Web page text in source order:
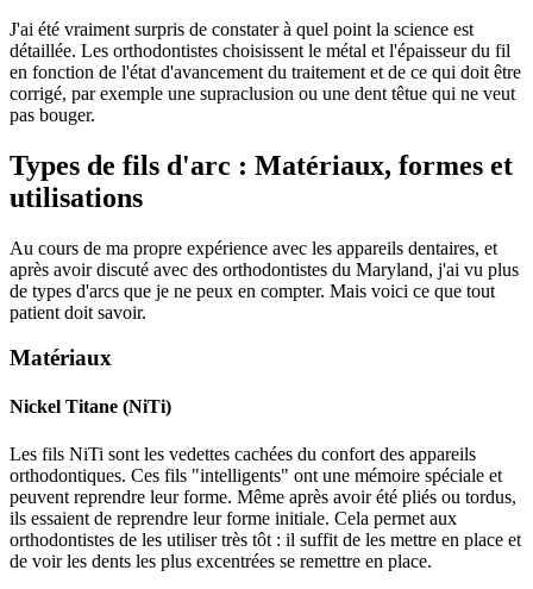
J'ai été vraiment surpris de constater à quel point la science est
détaillée. Les orthodontistes choisissent le métal et l'épaisseur du fil
en fonction de l'état d'avancement du traitement et de ce qui doit être
corrigé, par exemple une supraclusion ou une dent têtue qui ne veut
pas bouger.
Types de fils d'arc : Matériaux, formes et
utilisations
Au cours de ma propre expérience avec les appareils dentaires, et
après avoir discuté avec des orthodontistes du Maryland, j'ai vu plus
de types d'arcs que je ne peux en compter. Mais voici ce que tout
patient doit savoir.
Matériaux
Nickel Titane (NiTi)
Les fils NiTi sont les vedettes cachées du confort des appareils
orthodontiques. Ces fils "intelligents" ont une mémoire spéciale et
peuvent reprendre leur forme. Même après avoir été pliés ou tordus,
ils essaient de reprendre leur forme initiale. Cela permet aux
orthodontistes de les utiliser très tôt : il suffit de les mettre en place et
de voir les dents les plus excentrées se remettre en place.